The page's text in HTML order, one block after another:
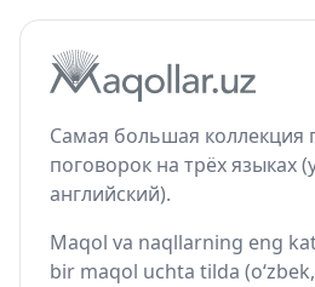
Самая большая коллекция
поговорок на трёх языках
английский).
Maqol va naqllarning eng
bir maqol uchta tilda